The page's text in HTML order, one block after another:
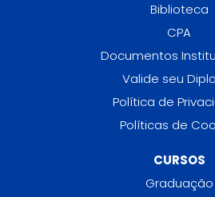
Biblioteca
CPA
Documentos
Valide seu
Política de
Políticas de
CURSOS
Graduação